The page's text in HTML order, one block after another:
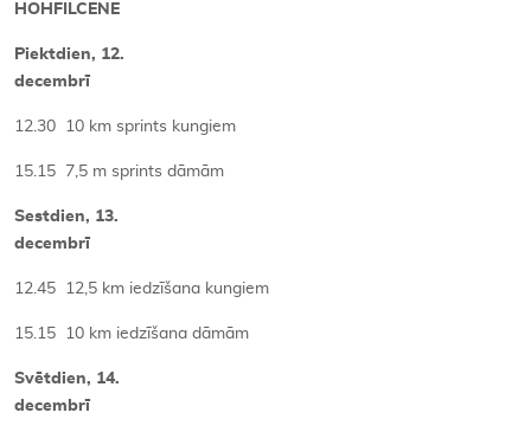
HOHFILCENE
Piektdien, 12.
decembrī
12.30 10 km sprints kungiem
15.15 7,5 m sprints dāmām
Sestdien, 13.
decembrī
12.45 12,5 km iedzīšana kungiem
15.15 10 km iedzīšana dāmām
Svētdien, 14.
decembrī